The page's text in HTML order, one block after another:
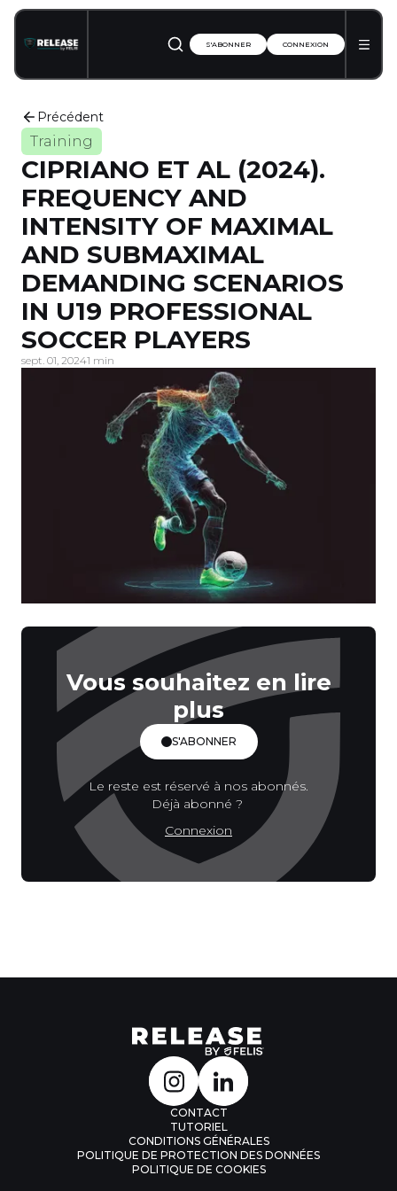
S'ABONNER CONNEXION
Précédent
Training
CIPRIANO ET AL (2024).
FREQUENCY AND
INTENSITY OF MAXIMAL
AND SUBMAXIMAL
DEMANDING SCENARIOS
IN U19 PROFESSIONAL
SOCCER PLAYERS
sept. 01, 20241 min
Vous souhaitez en lire
plus
S'ABONNER
Le reste est réservé à nos abonnés.
Déjà abonné ?
Connexion
CONTACT
TUTORIEL
CONDITIONS GÉNÉRALES
POLITIQUE DE PROTECTION DES DONNÉES
POLITIQUE DE COOKIES